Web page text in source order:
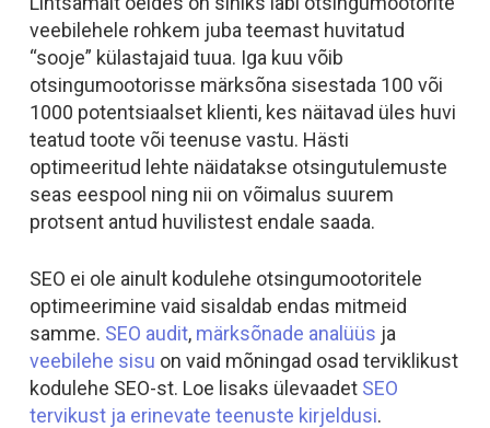
veebilehele rohkem juba teemast huvitatud
“sooje” külastajaid tuua. Iga kuu võib
otsingumootorisse märksõna sisestada 100 või
1000 potentsiaalset klienti, kes näitavad üles huvi
teatud toote või teenuse vastu. Hästi
optimeeritud lehte näidatakse otsingutulemuste
seas eespool ning nii on võimalus suurem
protsent antud huvilistest endale saada.
SEO ei ole ainult kodulehe otsingumootoritele
optimeerimine vaid sisaldab endas mitmeid
samme. SEO audit, märksõnade analüüs ja
veebilehe sisu on vaid mõningad osad terviklikust
kodulehe SEO-st. Loe lisaks ülevaadet SEO
tervikust ja erinevate teenuste kirjeldusi.